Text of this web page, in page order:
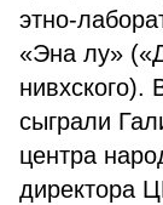
этно-
«Эна лу»
нивхского).
сыграли
центра
директора